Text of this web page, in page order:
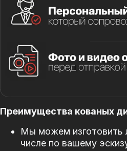
Преимущества кованых
Мы можем изготовить
числе по вашему